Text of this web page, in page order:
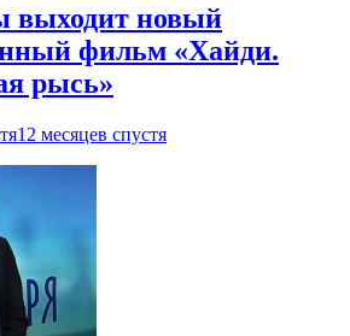
выходит новый
фильм «Хайди.
рысь»
12 месяцев спустя